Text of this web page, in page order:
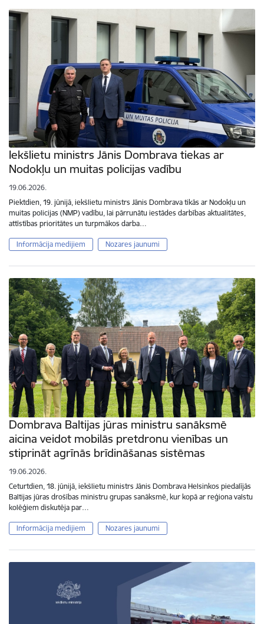
Iekšlietu ministrs Jānis Dombrava tiekas ar
Nodokļu un muitas policijas vadību
19.06.2026.
Piektdien, 19. jūnijā, iekšlietu ministrs Jānis Dombrava tikās ar Nodokļu un
muitas policijas (NMP) vadību, lai pārrunātu iestādes darbības aktualitātes,
attīstības prioritātes un turpmākos darba…
Informācija medijiem Nozares jaunumi
Dombrava Baltijas jūras ministru sanāksmē
aicina veidot mobilās pretdronu vienības un
stiprināt agrīnās brīdināšanas sistēmas
19.06.2026.
Ceturtdien, 18. jūnijā, iekšlietu ministrs Jānis Dombrava Helsinkos piedalījās
Baltijas jūras drošības ministru grupas sanāksmē, kur kopā ar reģiona valstu
kolēģiem diskutēja par…
Informācija medijiem Nozares jaunumi